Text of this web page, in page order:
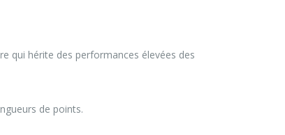
qui hérite des performances élevées des
de points.